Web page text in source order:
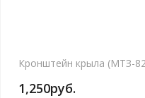
Кронштейн крыла (МТЗ-
1,250руб.